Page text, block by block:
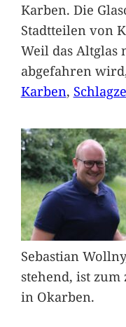
Karben. Die
Stadtteilen von
Weil das Altglas
abgefahren
Karben,
Sebastian
stehend, ist
in Okarben.